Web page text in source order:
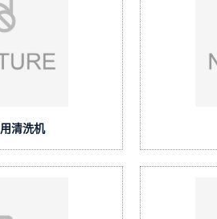
清洗机